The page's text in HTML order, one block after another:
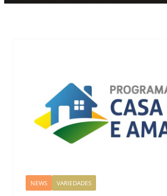
NEWS VARIEDADES